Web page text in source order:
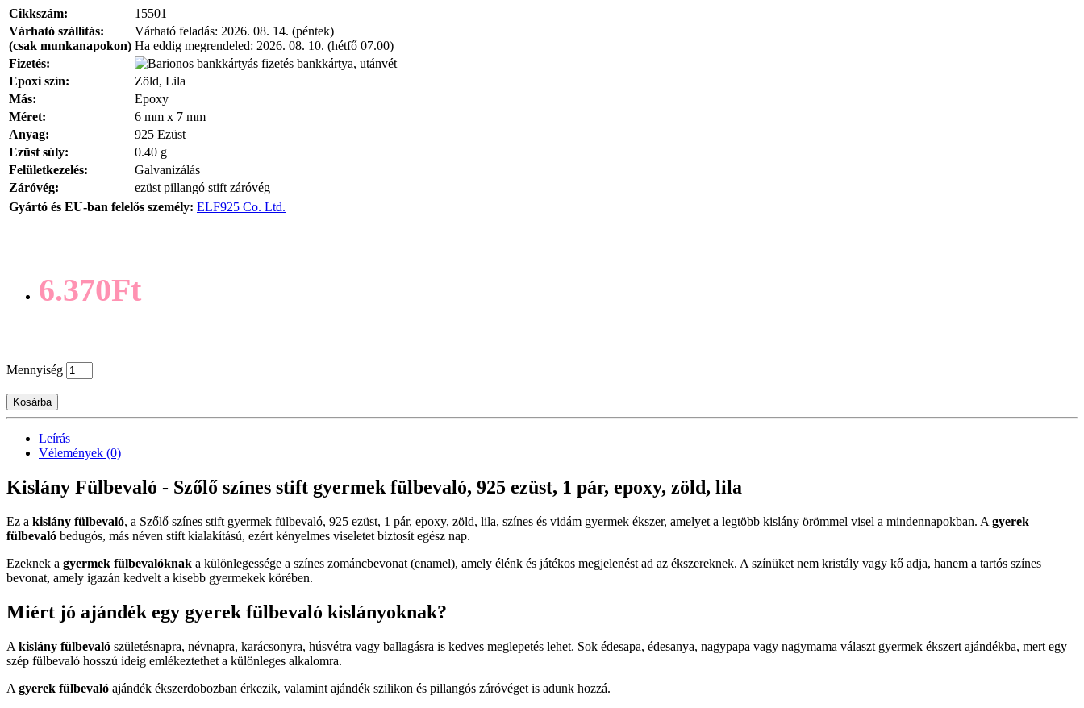
Cikkszám:
15501
Várható szállítás:
(csak munkanapokon)
Várható feladás: 2026. 08. 14. (péntek)
Ha eddig megrendeled: 2026. 08. 10. (hétfő 07.00)
Fizetés:
bankkártya, utánvét
Epoxi szín:
Zöld, Lila
Más:
Epoxy
Méret:
6 mm x 7 mm
Anyag:
925 Ezüst
Ezüst súly:
0.40 g
Felületkezelés:
Galvanizálás
Záróvég:
ezüst pillangó stift záróvég
Gyártó és EU-ban felelős személy: ELF925 Co. Ltd.
6.370Ft
Mennyiség
Kosárba
Leírás
Vélemények (0)
Kislány Fülbevaló - Szőlő színes stift gyermek fülbevaló, 925 ezüst, 1 pár, epoxy, zöld, lila
Ez a kislány fülbevaló, a Szőlő színes stift gyermek fülbevaló, 925 ezüst, 1 pár, epoxy, zöld, lila, színes és vidám gyermek ékszer, amelyet a legtöbb kislány örömmel visel a mindennapokban. A gyerek
fülbevaló bedugós, más néven stift kialakítású, ezért kényelmes viseletet biztosít egész nap.
Ezeknek a gyermek fülbevalóknak a különlegessége a színes zománcbevonat (enamel), amely élénk és játékos megjelenést ad az ékszereknek. A színüket nem kristály vagy kő adja, hanem a tartós színes
bevonat, amely igazán kedvelt a kisebb gyermekek körében.
Miért jó ajándék egy gyerek fülbevaló kislányoknak?
A kislány fülbevaló születésnapra, névnapra, karácsonyra, húsvétra vagy ballagásra is kedves meglepetés lehet. Sok édesapa, édesanya, nagypapa vagy nagymama választ gyermek ékszert ajándékba, mert egy
szép fülbevaló hosszú ideig emlékeztethet a különleges alkalomra.
A gyerek fülbevaló ajándék ékszerdobozban érkezik, valamint ajándék szilikon és pillangós záróvéget is adunk hozzá.